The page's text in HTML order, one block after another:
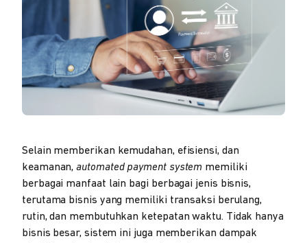
Selain memberikan kemudahan, efisiensi, dan
keamanan,automated payment system memiliki
berbagai manfaat lain bagi berbagai jenis bisnis,
terutama bisnis yang memiliki transaksi berulang,
rutin, dan membutuhkan ketepatan waktu. Tidak hanya
bisnis besar, sistem ini juga memberikan dampak